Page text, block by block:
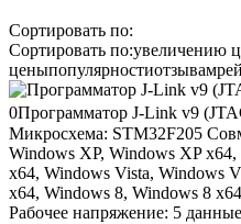
Сортировать по:
Сортировать по:увеличению
0Программатор J-Link v9
Микросхема: STM32F205
Windows XP, Windows XP
x64, Windows Vista, Windows
x64, Windows 8, Windows 8
Рабочее напряжение: 5